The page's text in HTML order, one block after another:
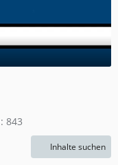
843
Inhalte suchen